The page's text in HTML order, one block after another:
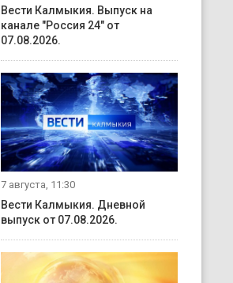
Вести Калмыкия. Выпуск на
канале "Россия 24" от
07.08.2026.
7 августа, 11:30
Вести Калмыкия. Дневной
выпуск от 07.08.2026.